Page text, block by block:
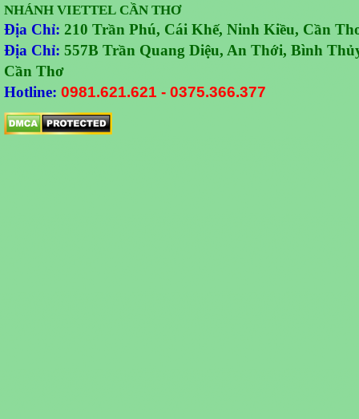
NHÁNH VIETTEL CẦN THƠ
Địa Chỉ: 210 Trần Phú, Cái Khế, Ninh Kiều, Cần
Địa Chỉ: 557B Trần Quang Diệu, An Thới, Bình
Cần Thơ
Hotline: 0981.621.621 - 0375.366.377